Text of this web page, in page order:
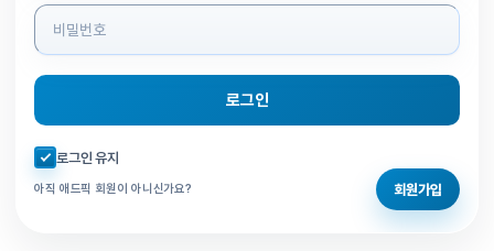
로그인
자동로그인 체크
로그인 유지
아직 애드픽 회원이 아니신가요? 회원가입